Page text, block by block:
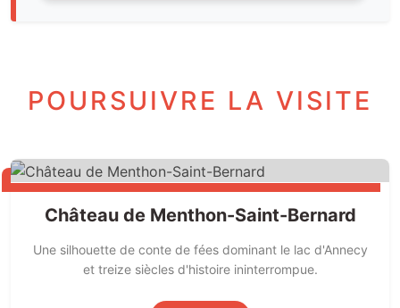
POURSUIVRE LA VISITE
Château de Menthon-Saint-Bernard
Une silhouette de conte de fées dominant le lac d'Annecy
et treize siècles d'histoire ininterrompue.